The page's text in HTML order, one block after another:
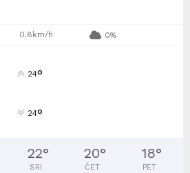
0.8km/h 0%
24°
24°
22°
SRI
20°
ČET
18°
PET